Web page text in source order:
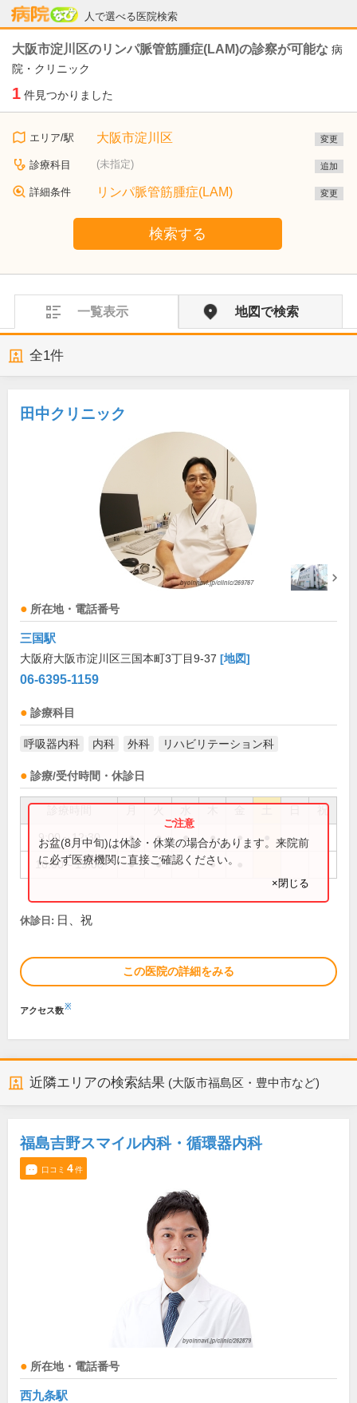
人で選べる医院検索
病院なび
大阪市淀川区のリンパ脈管筋腫症(LAM)の診察が可能な 病
院・クリニック
1 件見つかりました
エリア/駅 大阪市淀川区 変更
診療科目 (未指定) 追加
詳細条件 リンパ脈管筋腫症(LAM) 変更
検索する
一覧表示 地図で検索
全1件
田中クリニック
所在地・電話番号
三国駅
大阪府大阪市淀川区三国本町3丁目9-37 [地図]
06-6395-1159
診療科目
呼吸器内科 内科 外科 リハビリテーション科
診療/受付時間・休診日
祝
9:00～12:30 ● ● ● ● ●
16:00～19:00 ● ● ●
お盆(8月中旬)は休診・休業の場合があります。来院前
に必ず医療機関に直接ご確認ください。
×閉じる
休診日: 日、祝
この医院の詳細をみる
アクセス数※
近隣エリアの検索結果 (大阪市福島区・豊中市など)
福島吉野スマイル内科・循環器内科
口コミ 4件
所在地・電話番号
西九条駅